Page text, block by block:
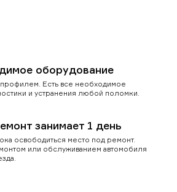
оборудование
Есть все необходимое
и устранения любой поломки.
занимает 1 день
освободиться место под ремонт.
или обслуживанием автомобиля